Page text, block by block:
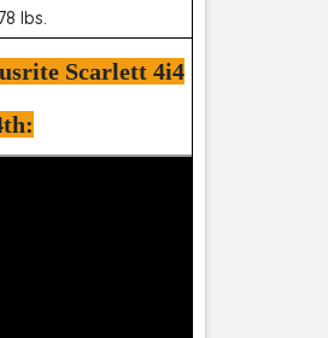
lbs.
Scarlett 4i4